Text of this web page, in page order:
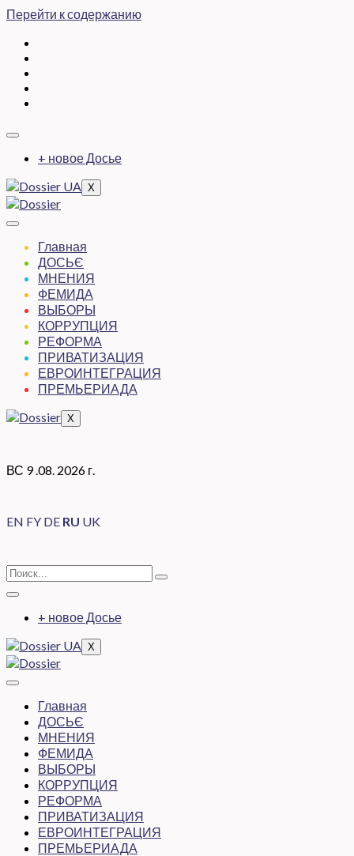
Перейти к содержанию
+ новое Досье
X
Главная
ДОСЬЄ
МНЕНИЯ
ФЕМИДА
ВЫБОРЫ
КОРРУПЦИЯ
РЕФОРМА
ПРИВАТИЗАЦИЯ
ЕВРОИНТЕГРАЦИЯ
ПРЕМЬЕРИАДА
X
ВС 9 .08. 2026 г.
EN FY DE RU UK
+ новое Досье
X
Главная
ДОСЬЄ
МНЕНИЯ
ФЕМИДА
ВЫБОРЫ
КОРРУПЦИЯ
РЕФОРМА
ПРИВАТИЗАЦИЯ
ЕВРОИНТЕГРАЦИЯ
ПРЕМЬЕРИАДА